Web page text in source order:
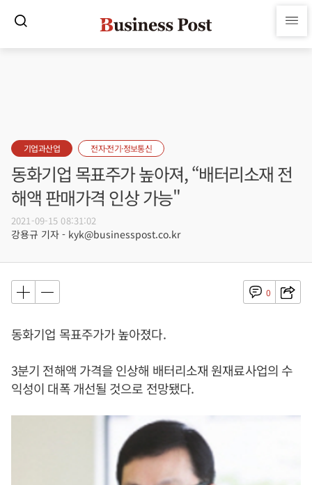
기업과산업 전자·전기·정보통신
동화기업 목표주가 높아져, “배터리소재 전
해액 판매가격 인상 가능"
2021-09-15 08:31:02
강용규 기자 - kyk@businesspost.co.kr
0
동화기업 목표주가가 높아졌다.
3분기 전해액 가격을 인상해 배터리소재 원재료사업의 수
익성이 대폭 개선될 것으로 전망됐다.